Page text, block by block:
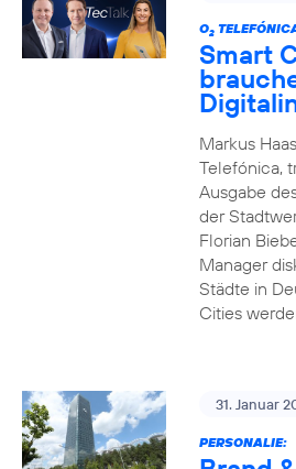
O2
Smart
Markus
Telefónica,
Ausgabe
der
Florian
Manager
Städte in
Cities
31. Januar
PERSONALIE: